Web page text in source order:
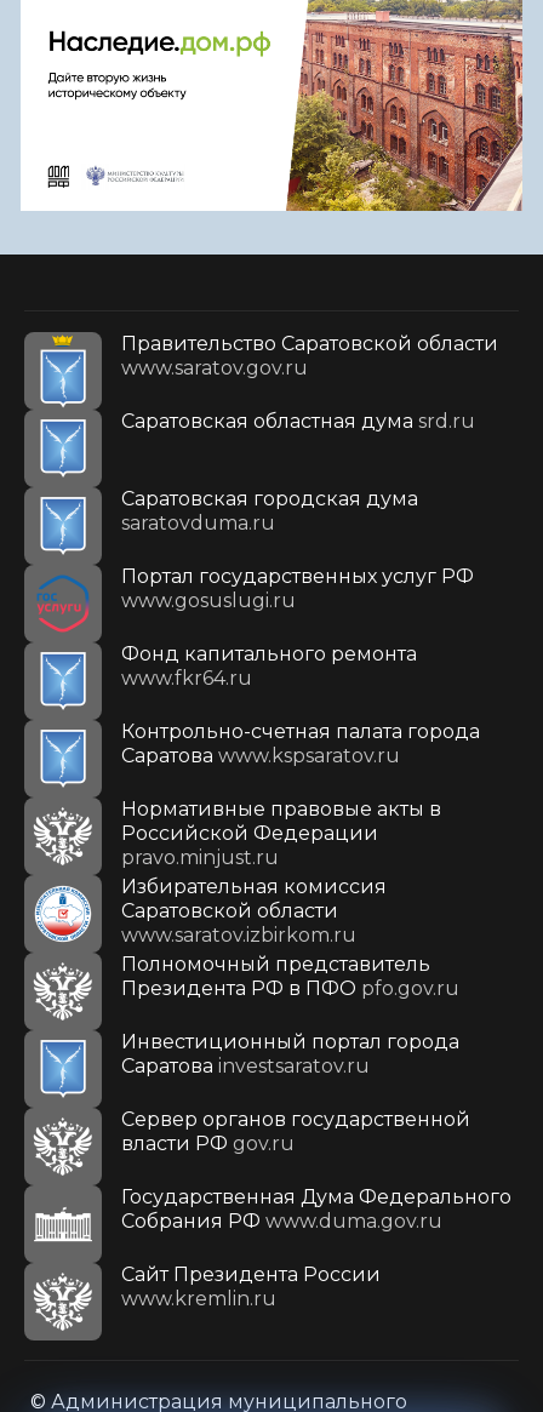
Правительство Саратовской области
www.saratov.gov.ru
Саратовская областная дума srd.ru
Саратовская городская дума
saratovduma.ru
Портал государственных услуг РФ
www.gosuslugi.ru
Фонд капитального ремонта
www.fkr64.ru
Контрольно-счетная палата города
Саратова www.kspsaratov.ru
Нормативные правовые акты в
Российской Федерации
pravo.minjust.ru
Избирательная комиссия
Саратовской области
www.saratov.izbirkom.ru
Полномочный представитель
Президента РФ в ПФО pfo.gov.ru
Инвестиционный портал города
Саратова investsaratov.ru
Сервер органов государственной
власти РФ gov.ru
Государственная Дума Федерального
Собрания РФ www.duma.gov.ru
Cайт Президента России
www.kremlin.ru
© Администрация муниципального